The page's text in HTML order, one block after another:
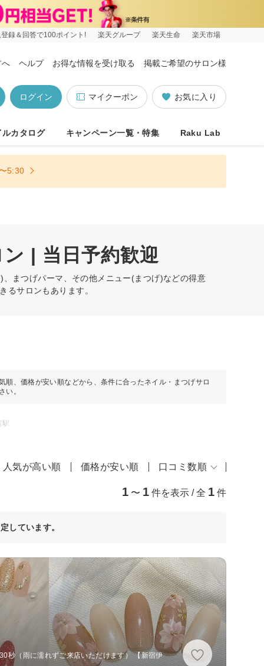
録＆回答で100ポイント! 楽天グループ 楽天生命 楽天市場
へ ヘルプ お得な情報を受け取る 掲載ご希望のサロン様
お気に入り
マイクーポン
ログイン
ルカタログ キャンペーン一覧・特集 Raku Lab
5:30
| 当日予約歓迎
まつげパーマ、その他メニュー(まつげ)などの得意
るサロンもあります。
順、価格が安い順などから、条件に合ったネイル・まつげサロ
い。
駅
人気が高い順 価格が安い順 口コミ数順
1 〜 1 件を表示 / 全 1 件
しています。
秒（雨に濡れずご来店いただけます） 【新宿伊